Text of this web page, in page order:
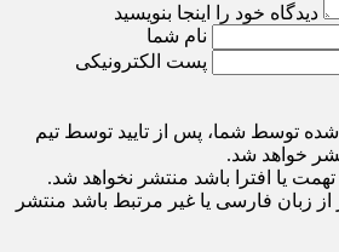
دیدگاه خود را اینجا بنویسید
نام شما
پست الکترونیکی
توسط شما، پس از تایید توسط تیم
خواهد شد.
یا افترا باشد منتشر نخواهد شد.
از زبان فارسی یا غیر مرتبط باشد منتشر